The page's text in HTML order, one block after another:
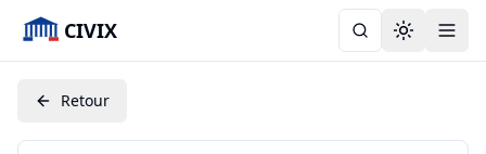
CIVIX Toggle
Retour